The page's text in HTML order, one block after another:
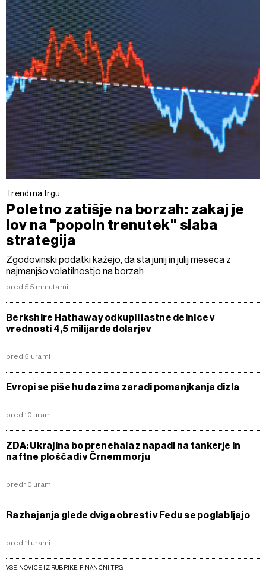
Trendi na trgu
Poletno zatišje na borzah: zakaj je
lov na "popoln trenutek" slaba
strategija
Zgodovinski podatki kažejo, da sta junij in julij meseca z
najmanjšo volatilnostjo na borzah
pred 55 minutami
Berkshire Hathaway odkupil lastne delnice v
vrednosti 4,5 milijarde dolarjev
pred 5 urami
Evropi se piše huda zima zaradi pomanjkanja dizla
pred 10 urami
ZDA: Ukrajina bo prenehala z napadi na tankerje in
naftne ploščadi v Črnem morju
pred 10 urami
Razhajanja glede dviga obresti v Fedu se poglabljajo
pred 11 urami
VSE NOVICE IZ RUBRIKE FINANČNI TRGI